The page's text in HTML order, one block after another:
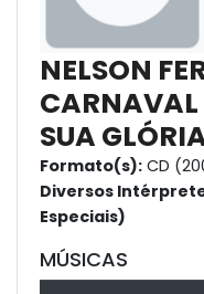
NELSON
SUA
Formato(s): CD
Diversos
Especiais)
MÚSICAS